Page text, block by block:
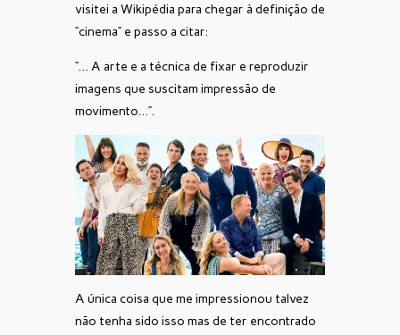
visitei a Wikipédia para chegar à definição de
“cinema” e passo a citar:
“… A arte e a técnica de fixar e reproduzir
imagens que suscitam impressão de
movimento…”.
A única coisa que me impressionou talvez
não tenha sido isso mas de ter encontrado